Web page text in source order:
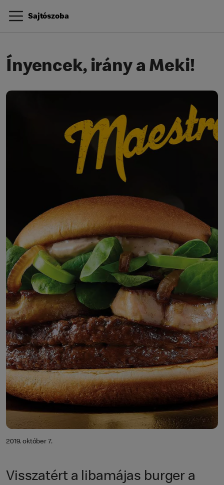
Sajtószoba
Ínyencek, irány a Meki!
2019. október 7.
Visszatért a libamájas burger a